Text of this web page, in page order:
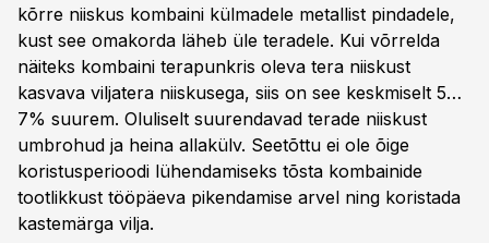
kõrre niiskus kombaini külmadele metallist pindadele,
kust see omakorda läheb üle teradele. Kui võrrelda
näiteks kombaini terapunkris oleva tera niiskust
kasvava viljatera niiskusega, siis on see keskmiselt 5…
7% suurem. Oluliselt suurendavad terade niiskust
umbrohud ja heina allakülv. Seetõttu ei ole õige
koristusperioodi lühendamiseks tõsta kombainide
tootlikkust tööpäeva pikendamise arvel ning koristada
kastemärga vilja.